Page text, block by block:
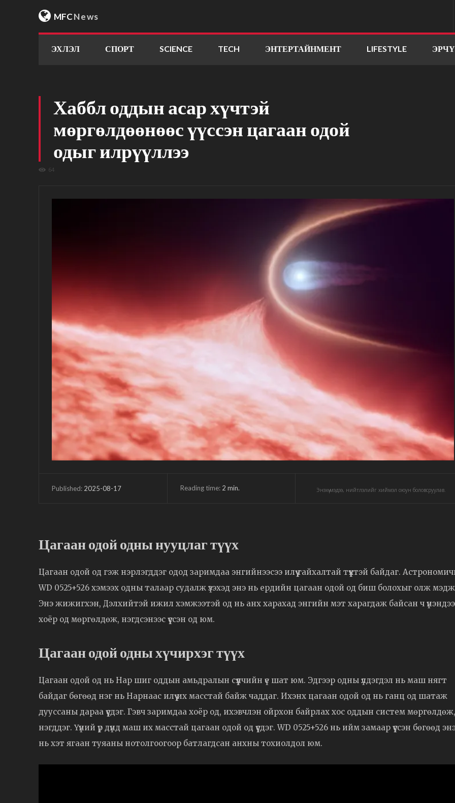
MFCNews
ЭХЛЭЛ СПОРТ SCIENCE TECH ЭНТЕРТАЙНМЕНТ LIFESTYLE
Хаббл оддын асар хүчтэй
мөргөлдөөнөөс үүссэн цагаан одой
одыг илрүүллээ
64
Published: 2025-08-17 Reading time: 2 min. Энэхүү мэдээ, нийтлэлийг хиймэл оюун боловсруулав.
Цагаан одой одны нууцлаг түүх
Цагаан одой од гэж нэрлэгддэг одод заримдаа энгийнээсээ илүү гайхалтай түүхтэй байдаг.
WD 0525+526 хэмээх одны талаар судалж үзэхэд энэ нь ердийн цагаан одой од биш болохыг олж
Энэ жижигхэн, Дэлхийтэй ижил хэмжээтэй од нь анх харахад энгийн мэт харагдаж байсан ч үнэндээ
хоёр од мөргөлдөж, нэгдсэнээс үүссэн од юм.
Цагаан одой одны хүчирхэг түүх
Цагаан одой од нь Нар шиг оддын амьдралын сүүлчийн үе шат юм. Эдгээр одны үлдэгдэл нь маш нягт
байдаг бөгөөд нэг нь Нарнаас илүү их масстай байж чаддаг. Ихэнх цагаан одой од нь ганц од шатаж
дууссаны дараа үүсдэг. Гэвч заримдаа хоёр од, ихэвчлэн ойрхон байрлах хос оддын систем мөргөлдөж,
нэгддэг. Үүний үр дүнд маш их масстай цагаан одой од үүсдэг. WD 0525+526 нь ийм замаар үүссэн бөгөөд
нь хэт ягаан туяаны нотолгоогоор батлагдсан анхны тохиолдол юм.